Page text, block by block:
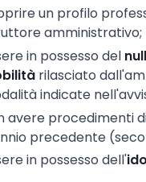
un profilo
amministrativo;
in possesso del
rilasciato
indicate
avere procedimenti
precedente
in possesso dell'